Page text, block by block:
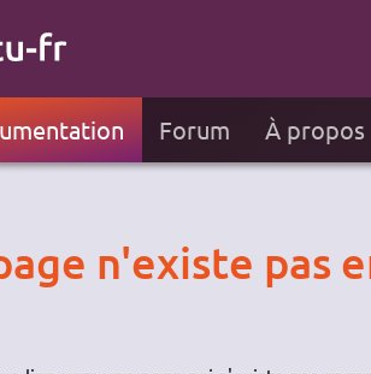
Forum À propos
n'existe pas